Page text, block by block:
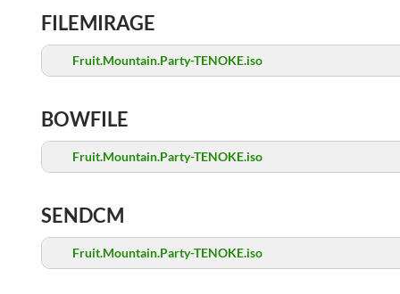
FILEMIRAGE
Fruit.Mountain.Party-TENOKE.iso
BOWFILE
Fruit.Mountain.Party-TENOKE.iso
SENDCM
Fruit.Mountain.Party-TENOKE.iso